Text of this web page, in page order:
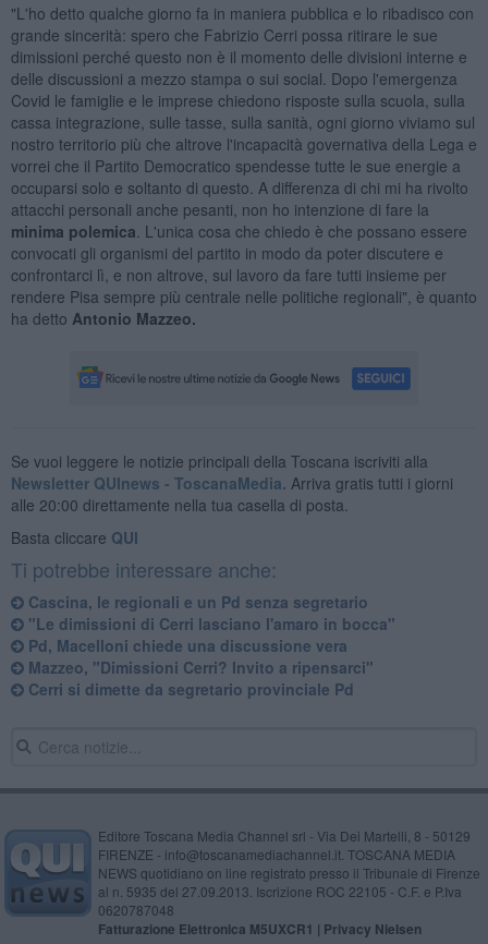
"L'ho detto qualche giorno fa in maniera pubblica e lo ribadisco con
grande sincerità: spero che Fabrizio Cerri possa ritirare le sue
dimissioni perché questo non è il momento delle divisioni interne e
delle discussioni a mezzo stampa o sui social. Dopo l'emergenza
Covid le famiglie e le imprese chiedono risposte sulla scuola, sulla
cassa integrazione, sulle tasse, sulla sanità, ogni giorno viviamo sul
nostro territorio più che altrove l'incapacità governativa della Lega e
vorrei che il Partito Democratico spendesse tutte le sue energie a
occuparsi solo e soltanto di questo. A differenza di chi mi ha rivolto
attacchi personali anche pesanti, non ho intenzione di fare la
minima polemica . L'unica cosa che chiedo è che possano essere
convocati gli organismi del partito in modo da poter discutere e
confrontarci lì, e non altrove, sul lavoro da fare tutti insieme per
rendere Pisa sempre più centrale nelle politiche regionali", è quanto
ha detto Antonio Mazzeo.
Se vuoi leggere le notizie principali della Toscana iscriviti alla
Newsletter QUInews - ToscanaMedia. Arriva gratis tutti i giorni
alle 20:00 direttamente nella tua casella di posta.
Basta cliccare QUI
Ti potrebbe interessare anche:
Cascina, le regionali e un Pd senza segretario
"Le dimissioni di Cerri lasciano l'amaro in bocca"
Pd, Macelloni chiede una discussione vera
Mazzeo, "Dimissioni Cerri? Invito a ripensarci"
Cerri si dimette da segretario provinciale Pd
Editore Toscana Media Channel srl - Via Dei Martelli, 8 - 50129
FIRENZE - info@toscanamediachannel.it. TOSCANA MEDIA
NEWS quotidiano on line registrato presso il Tribunale di Firenze
al n. 5935 del 27.09.2013. Iscrizione ROC 22105 - C.F. e P.Iva
0620787048
Fatturazione Elettronica M5UXCR1 | Privacy Nielsen